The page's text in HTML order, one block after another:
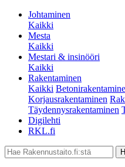
Johtaminen
Kaikki
Mesta
Kaikki
Mestari & insinööri
Kaikki
Rakentaminen
Kaikki
Korjausrakentaminen
Täydennysrakentaminen
Digilehti
RKL.fi